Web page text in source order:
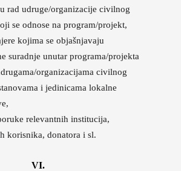
rad udruge/organizacije civilnog
se odnose na program/projekt,
kojima se objašnjavaju
suradnje unutar programa/projekta
organizacijama civilnog
i jedinicama lokalne
relevantnih institucija,
korisnika, donatora i sl.
VI.